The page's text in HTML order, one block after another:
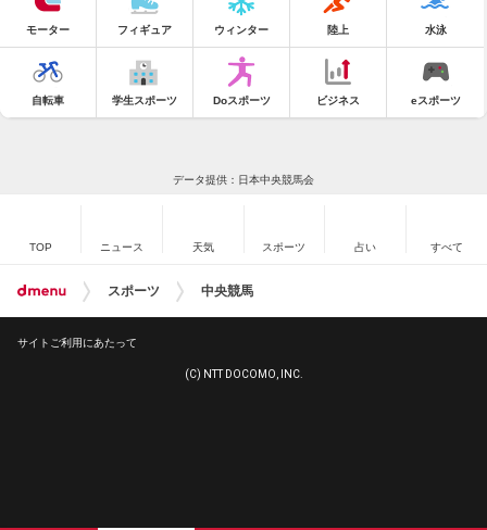
モーター フィギュア ウィンター 陸上 水泳
自転車 学生スポーツ Doスポーツ ビジネス eスポーツ
データ提供：日本中央競馬会
TOP ニュース 天気 スポーツ 占い すべて
スポーツ 中央競馬
サイトご利用にあたって
(C) NTT DOCOMO, INC.